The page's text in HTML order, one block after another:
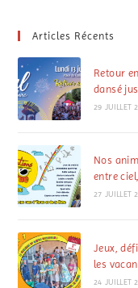
Articles Récents
Retour
dansé
29 JUILLET
Nos
entre
27 JUILLET
Jeux,
les
24 JUILLET